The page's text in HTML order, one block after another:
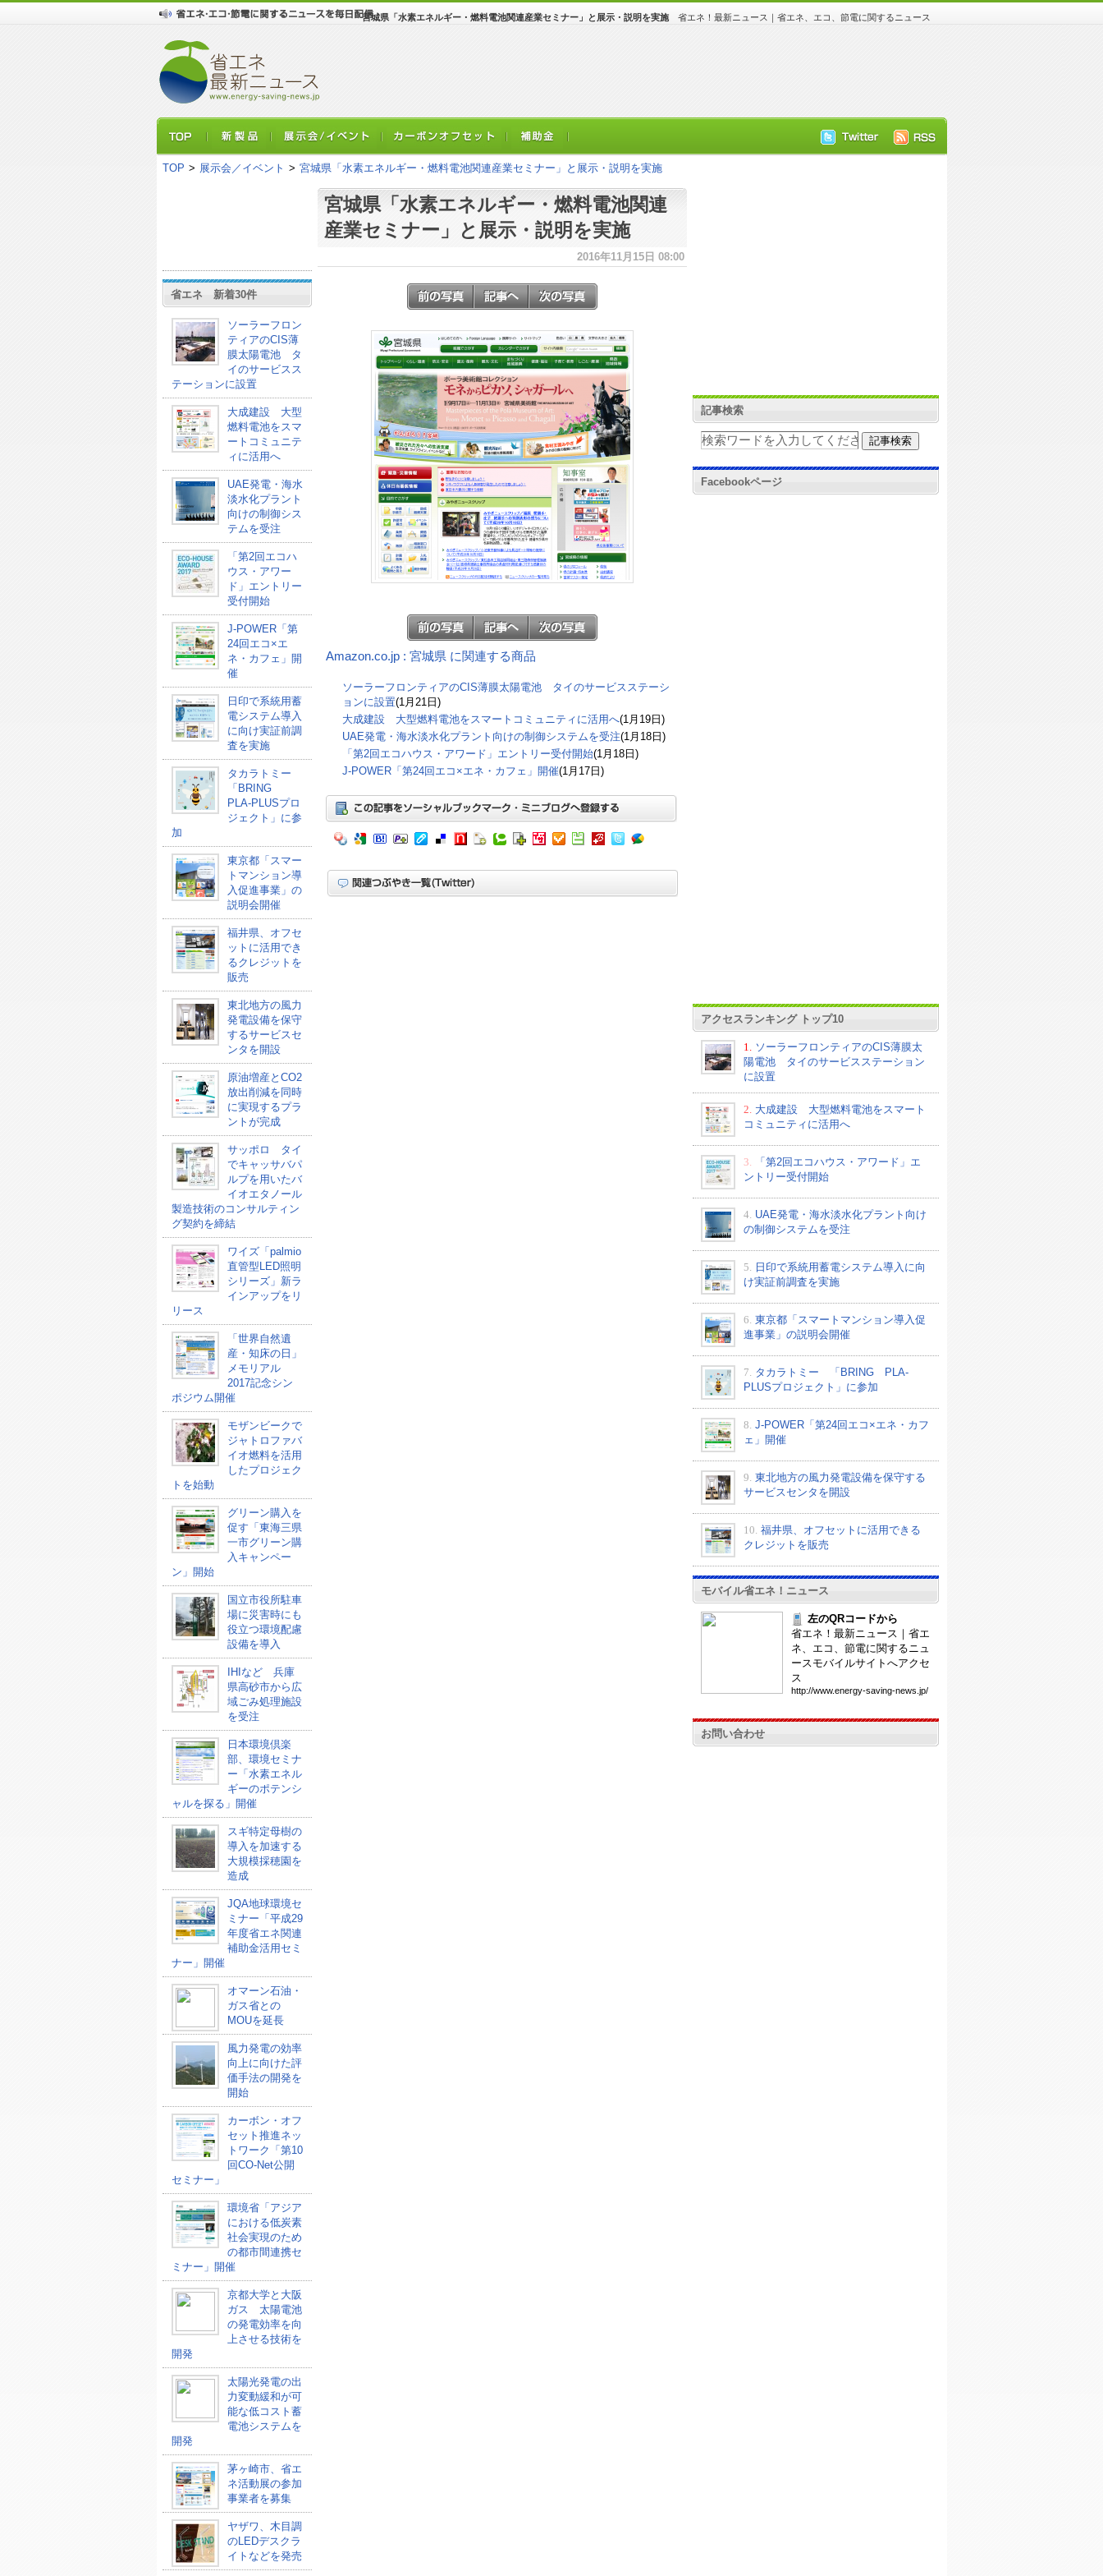
省エネ！最新ニュース｜省エネ、エコ、節電に関するニュース
宮城県「水素エネルギー・燃料電池関連産業セミナー」と展示・説明を実施
TOP > 展示会／イベント > 宮城県「水素エネルギー・燃料電池関連産業セミナー」と展示・説明を実施
省エネ 新着30件
ソーラーフロン
ティアのCIS薄
膜太陽電池 タ
イのサービスス
テーションに設置
大成建設 大型
燃料電池をスマ
ートコミュニテ
ィに活用へ
UAE発電・海水
淡水化プラント
向けの制御シス
テムを受注
「第2回エコハ
ウス・アワー
ド」エントリー
受付開始
J-POWER「第
24回エコ×エ
ネ・カフェ」開
催
日印で系統用蓄
電システム導入
に向け実証前調
査を実施
タカラトミー
「BRING
PLA-PLUSプロ
ジェクト」に参
加
東京都「スマー
トマンション導
入促進事業」の
説明会開催
福井県、オフセ
ットに活用でき
るクレジットを
販売
東北地方の風力
発電設備を保守
するサービスセ
ンタを開設
原油増産とCO2
放出削減を同時
に実現するプラ
ントが完成
サッポロ タイ
でキャッサバパ
ルプを用いたバ
イオエタノール
製造技術のコンサルティン
グ契約を締結
ワイズ「palmio
直管型LED照明
シリーズ」新ラ
インアップをリ
リース
「世界自然遺
産・知床の日」
メモリアル
2017記念シン
ポジウム開催
モザンビークで
ジャトロファバ
イオ燃料を活用
したプロジェク
トを始動
グリーン購入を
促す「東海三県
一市グリーン購
入キャンペー
ン」開始
国立市役所駐車
場に災害時にも
役立つ環境配慮
設備を導入
IHIなど 兵庫
県高砂市から広
域ごみ処理施設
を受注
日本環境倶楽
部、環境セミナ
ー「水素エネル
ギーのポテンシ
ャルを探る」開催
スギ特定母樹の
導入を加速する
大規模採穂園を
造成
JQA地球環境セ
ミナー「平成29
年度省エネ関連
補助金活用セミ
ナー」開催
オマーン石油・
ガス省との
MOUを延長
風力発電の効率
向上に向けた評
価手法の開発を
開始
カーボン・オフ
セット推進ネッ
トワーク「第10
回CO-Net公開
セミナー」
環境省「アジア
における低炭素
社会実現のため
の都市間連携セ
ミナー」開催
京都大学と大阪
ガス 太陽電池
の発電効率を向
上させる技術を
開発
太陽光発電の出
力変動緩和が可
能な低コスト蓄
電池システムを
開発
茅ヶ崎市、省エ
ネ活動展の参加
事業者を募集
ヤザワ、木目調
のLEDデスクラ
イトなどを発売
宮城県「水素エネルギー・燃料電池関連
産業セミナー」と展示・説明を実施
2016年11月15日 08:00
Amazon.co.jp : 宮城県 に関連する商品
ソーラーフロンティアのCIS薄膜太陽電池 タイのサービスステーシ
ョンに設置(1月21日)
大成建設 大型燃料電池をスマートコミュニティに活用へ(1月19日)
UAE発電・海水淡水化プラント向けの制御システムを受注(1月18日)
「第2回エコハウス・アワード」エントリー受付開始(1月18日)
J-POWER「第24回エコ×エネ・カフェ」開催(1月17日)
記事検索
Facebookページ
アクセスランキング トップ10
1.
ソーラーフロンティアのCIS薄膜太
陽電池 タイのサービスステーション
に設置
2. 大成建設 大型燃料電池をスマート
コミュニティに活用へ
3.
「第2回エコハウス・アワード」エ
ントリー受付開始
4. UAE発電・海水淡水化プラント向け
の制御システムを受注
5.
日印で系統用蓄電システム導入に向
け実証前調査を実施
6. 東京都「スマートマンション導入促
進事業」の説明会開催
7. タカラトミー 「BRING PLA-
PLUSプロジェクト」に参加
8. J-POWER「第24回エコ×エネ・カフ
ェ」開催
9. 東北地方の風力発電設備を保守する
サービスセンタを開設
10. 福井県、オフセットに活用できる
クレジットを販売
モバイル省エネ！ニュース
左のQRコードから
省エネ！最新ニュース｜省エ
ネ、エコ、節電に関するニュ
ースモバイルサイトへアクセ
ス
http://www.energy-saving-news. jp/
お問い合わせ